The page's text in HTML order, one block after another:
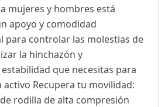
mujeres y hombres está
apoyo y comodidad
para controlar las molestias de
la hinchazón y
que necesitas para
activo Recupera tu movilidad:
rodilla de alta compresión